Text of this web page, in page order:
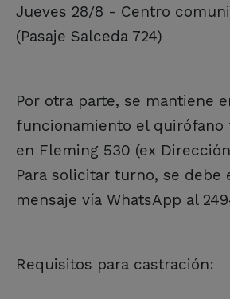
Jueves 28/8 - Centro
(Pasaje Salceda 724)
Por otra parte, se mantiene
funcionamiento el quirófano
en Fleming 530 (ex
Para solicitar turno, se debe
mensaje vía WhatsApp al
Requisitos para castración: